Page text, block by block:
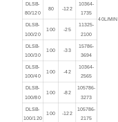
40L/MIN
DLSB-
80/120
80 -122
10364-
1735
DLSB-
100/20
100 -25
11325-
2100
DLSB-
100/30
100 -33
15786-
3694
DLSB-
100/40
100 -42
10364-
2565
DLSB-
100/80
100 -82
105786-
3273
DLSB-
100/120
100 -122
105786-
2175